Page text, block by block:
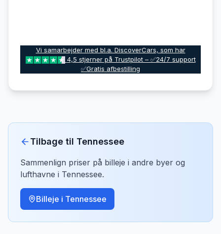
Vi samarbejder med bl.a. DiscoverCars, som har
4,5 stjerner på Trustpilot – ✅24/7 support
✅Gratis afbestilling
Tilbage til Tennessee
Sammenlign priser på billeje i andre byer og
lufthavne i Tennessee.
Billeje i Tennessee